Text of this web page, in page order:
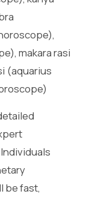
makara rasi
(aquarius
be fast,